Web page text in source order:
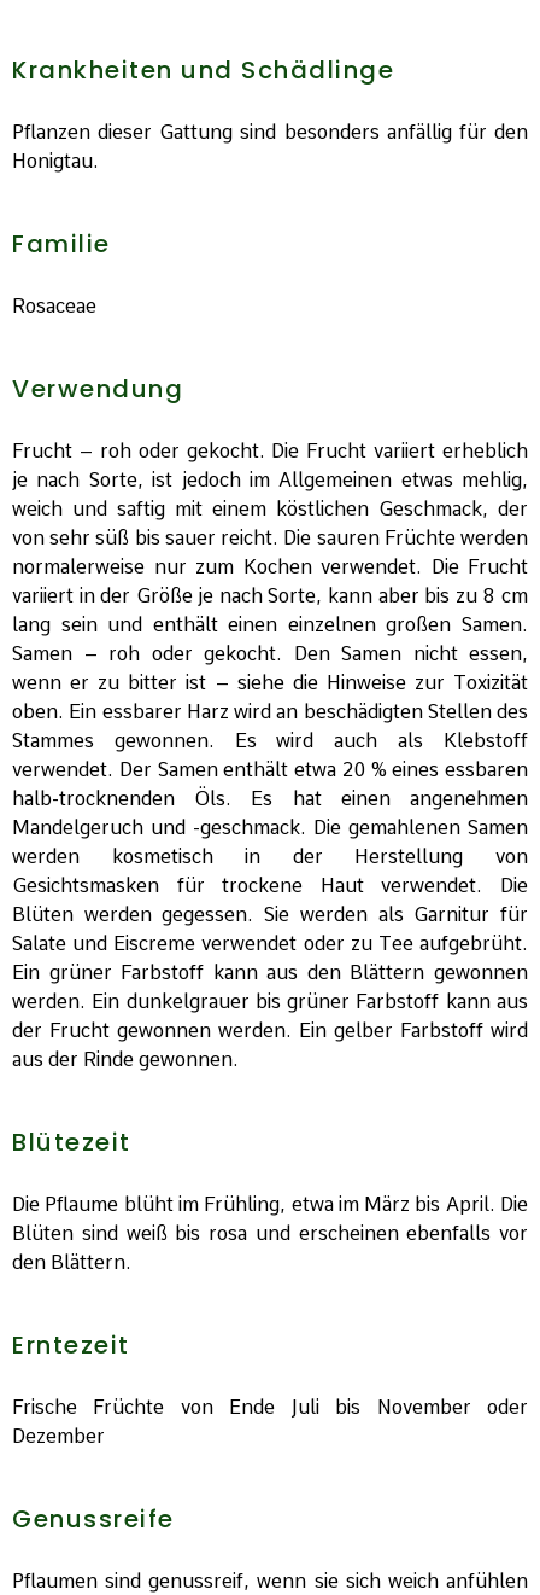
Krankheiten und Schädlinge
Pflanzen dieser Gattung sind besonders anfällig für den
Honigtau.
Familie
Rosaceae
Verwendung
Frucht – roh oder gekocht. Die Frucht variiert erheblich
je nach Sorte, ist jedoch im Allgemeinen etwas mehlig,
weich und saftig mit einem köstlichen Geschmack, der
von sehr süß bis sauer reicht. Die sauren Früchte werden
normalerweise nur zum Kochen verwendet. Die Frucht
variiert in der Größe je nach Sorte, kann aber bis zu 8 cm
lang sein und enthält einen einzelnen großen Samen.
Samen – roh oder gekocht. Den Samen nicht essen,
wenn er zu bitter ist – siehe die Hinweise zur Toxizität
oben. Ein essbarer Harz wird an beschädigten Stellen des
Stammes gewonnen. Es wird auch als Klebstoff
verwendet. Der Samen enthält etwa 20 % eines essbaren
halb-trocknenden Öls. Es hat einen angenehmen
Mandelgeruch und -geschmack. Die gemahlenen Samen
werden kosmetisch in der Herstellung von
Gesichtsmasken für trockene Haut verwendet. Die
Blüten werden gegessen. Sie werden als Garnitur für
Salate und Eiscreme verwendet oder zu Tee aufgebrüht.
Ein grüner Farbstoff kann aus den Blättern gewonnen
werden. Ein dunkelgrauer bis grüner Farbstoff kann aus
der Frucht gewonnen werden. Ein gelber Farbstoff wird
aus der Rinde gewonnen.
Blütezeit
Die Pflaume blüht im Frühling, etwa im März bis April. Die
Blüten sind weiß bis rosa und erscheinen ebenfalls vor
den Blättern.
Erntezeit
Frische Früchte von Ende Juli bis November oder
Dezember
Genussreife
Pflaumen sind genussreif, wenn sie sich weich anfühlen